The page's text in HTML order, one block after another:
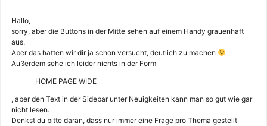
Hallo,
sorry, aber die Buttons in der Mitte sehen auf einem Handy grauenhaft
aus.
Aber das hatten wir dir ja schon versucht, deutlich zu machen
Außerdem sehe ich leider nichts in der Form
HOME PAGE WIDE
, aber den Text in der Sidebar unter Neuigkeiten kann man so gut wie gar
nicht lesen.
Denkst du bitte daran, dass nur immer eine Frage pro Thema gestellt